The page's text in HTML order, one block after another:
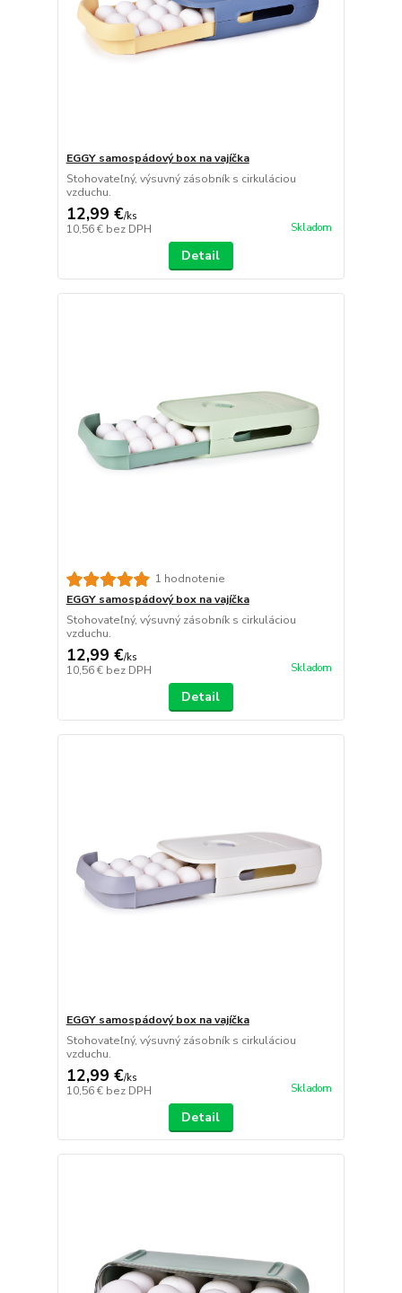
EGGY samospádový box na vajíčka
Stohovateľný, výsuvný zásobník s cirkuláciou
vzduchu.
12,99 €/ks
10,56 € bez DPH Skladom
Detail
1 hodnotenie
EGGY samospádový box na vajíčka
Stohovateľný, výsuvný zásobník s cirkuláciou
vzduchu.
12,99 €/ks
10,56 € bez DPH Skladom
Detail
EGGY samospádový box na vajíčka
Stohovateľný, výsuvný zásobník s cirkuláciou
vzduchu.
12,99 €/ks
10,56 € bez DPH Skladom
Detail